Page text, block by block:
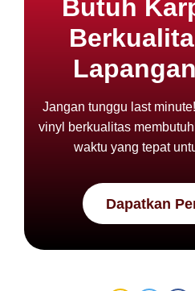
Butuh
Jangan tunggu last
vinyl berkualitas
waktu yang tepat
Dapatkan